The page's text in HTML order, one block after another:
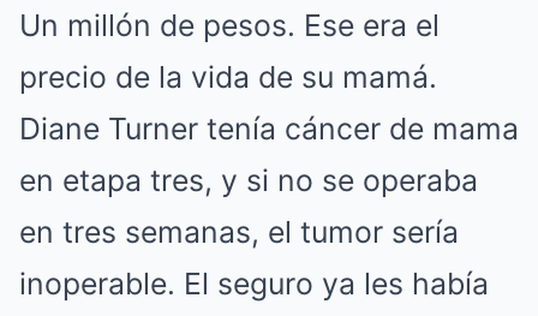
Un millón de pesos. Ese era el
precio de la vida de su mamá.
Diane Turner tenía cáncer de mama
en etapa tres, y si no se operaba
en tres semanas, el tumor sería
inoperable. El seguro ya les había